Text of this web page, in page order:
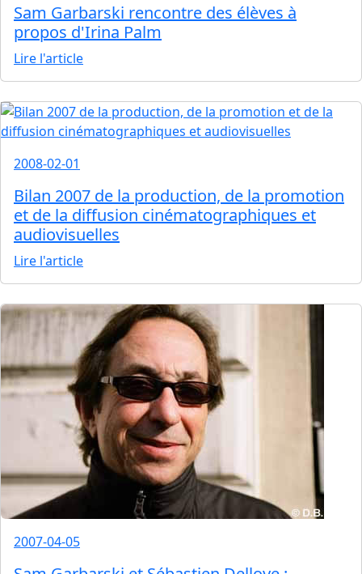
Sam Garbarski rencontre des élèves à
propos d'Irina Palm
Lire l'article
2008-02-01
Bilan 2007 de la production, de la promotion
et de la diffusion cinématographiques et
audiovisuelles
Lire l'article
2007-04-05